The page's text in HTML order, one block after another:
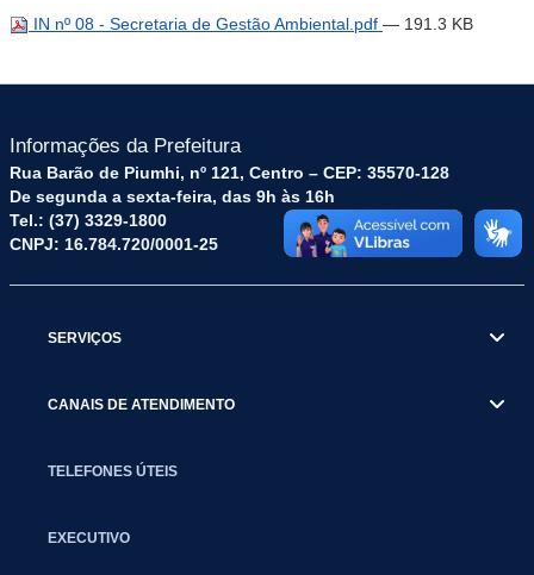
IN nº 08 - Secretaria de Gestão Ambiental.pdf — 191.3 KB
Informações da Prefeitura
Rua Barão de Piumhi, nº 121, Centro – CEP: 35570-128
De segunda a sexta-feira, das 9h às 16h
Tel.: (37) 3329-1800
CNPJ: 16.784.720/0001-25
SERVIÇOS
CANAIS DE ATENDIMENTO
TELEFONES ÚTEIS
EXECUTIVO